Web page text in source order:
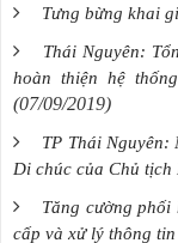
Tưng bừng khai
Thái Nguyên:
hoàn thiện hệ
(07/09/2019)
TP Thái Nguyên:
Di chúc của Chủ
Tăng cường
cấp và xử lý thông